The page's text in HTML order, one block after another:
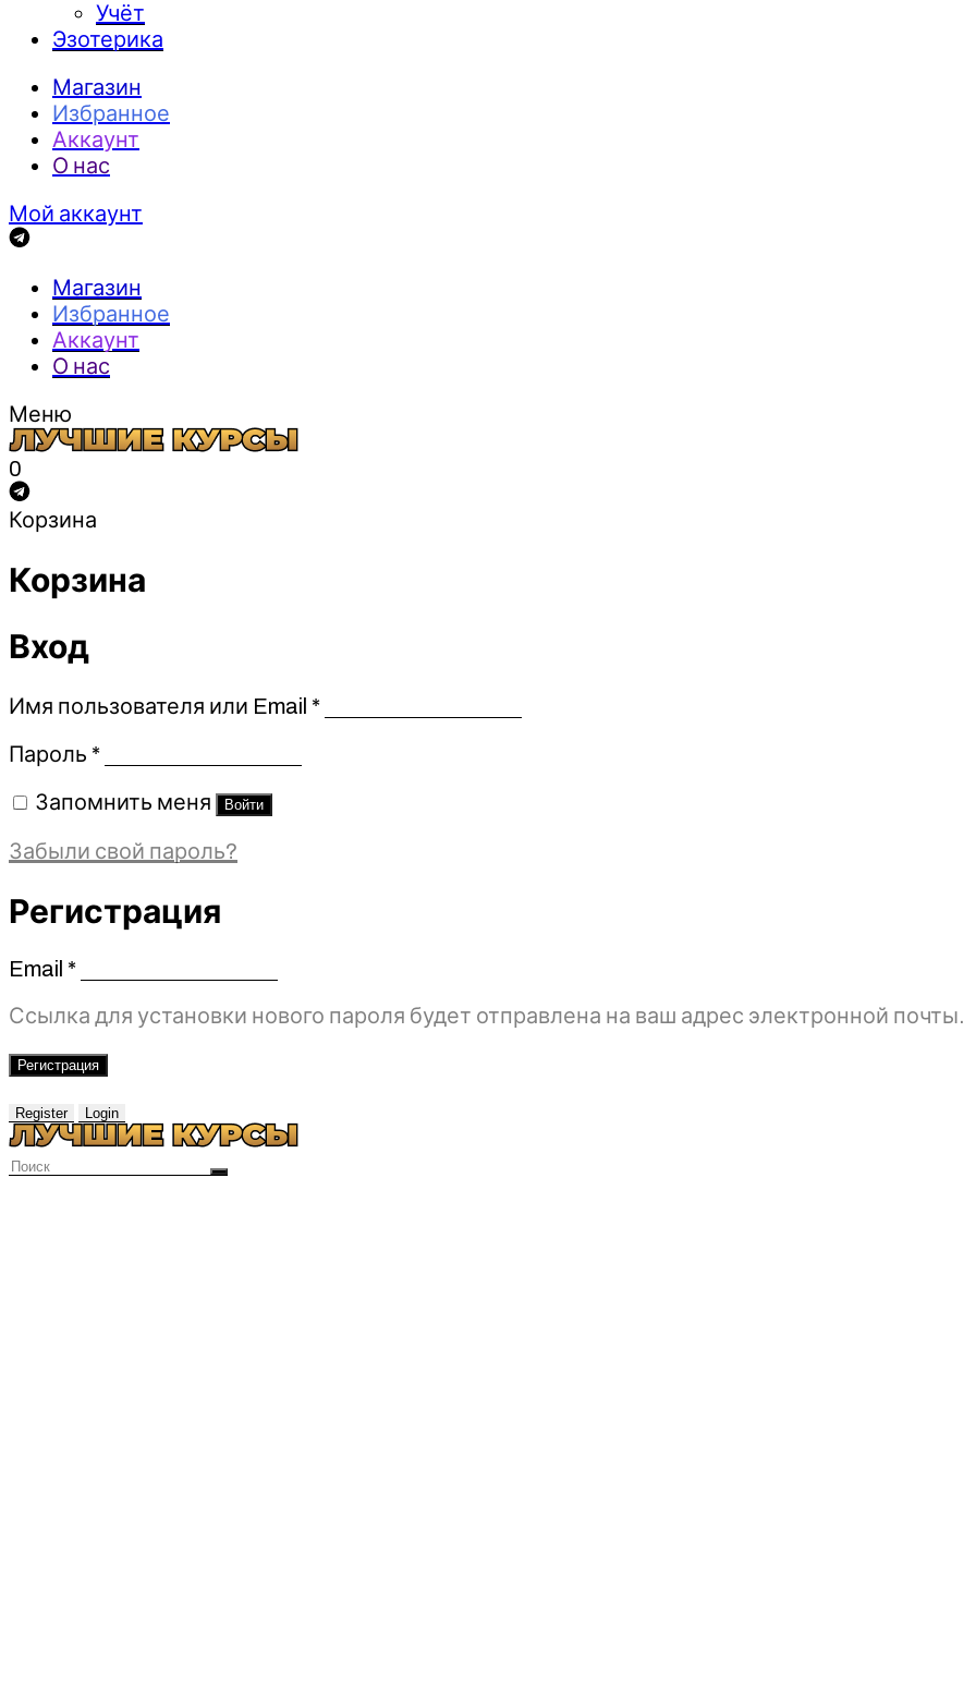
Учёт
Эзотерика
Магазин
Избранное
Аккаунт
О нас
Мой аккаунт
Магазин
Избранное
Аккаунт
О нас
Меню
0
Корзина
Корзина
Вход
Имя пользователя или Email *Обязательно
Пароль *Обязательно
Запомнить меня Войти
Забыли свой пароль?
Регистрация
Email *Обязательно
Ссылка для установки нового пароля будет отправлена ​​на ваш адрес электронной почты.
Регистрация
Register Login